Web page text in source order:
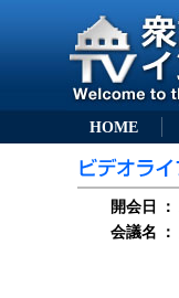
HOME
開会日 ：
会議名
：